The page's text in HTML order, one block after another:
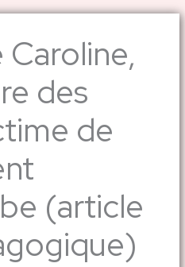
des
de
(article